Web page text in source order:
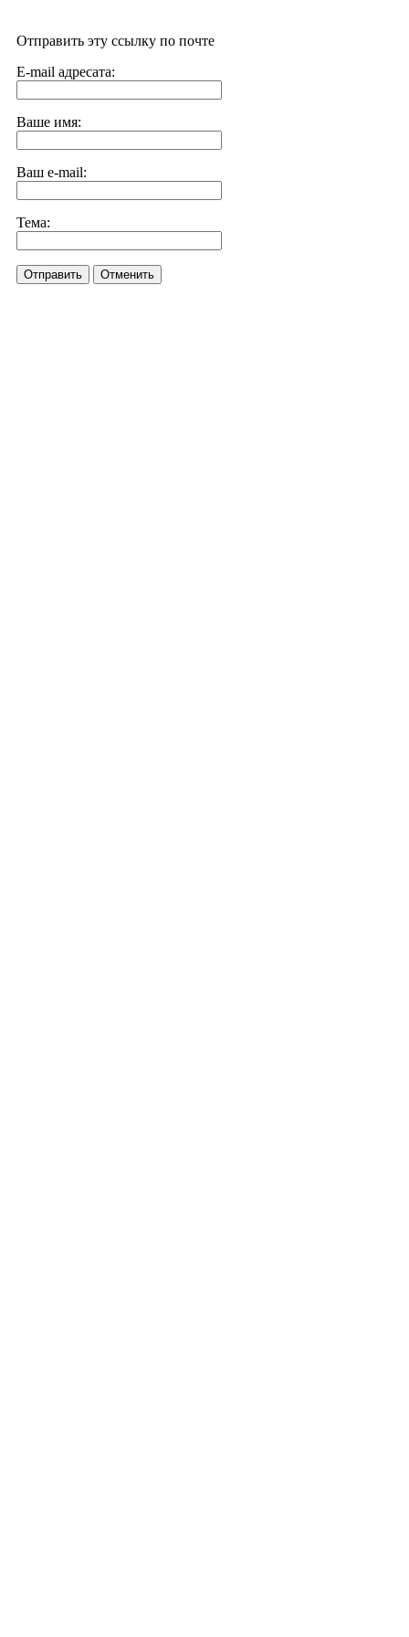
Отправить эту ссылку по почте
E-mail адресата:
Ваше имя:
Ваш e-mail:
Тема:
Отправить Отменить